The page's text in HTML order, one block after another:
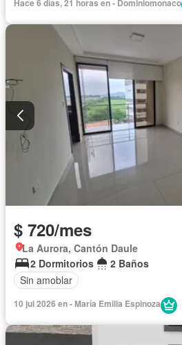
Hace 6 días, 21 horas en - Dominiomonaco
$ 720/mes
La Aurora, Cantón Daule
2 Dormitorios
2 Baños
Sin amoblar
10 jul 2026 en - María Emilia Espinoza